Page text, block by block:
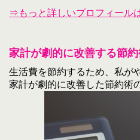
⇒もっと詳しいプロフィール
家計が劇的に改善する節
生活費を節約するため、私が
家計が劇的に改善した節約術